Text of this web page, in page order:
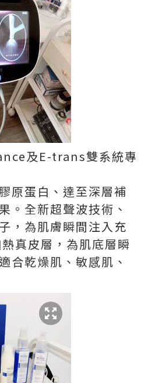
及E-trans雙系統專
原蛋白、達至深層補
。全新超聲波技術、
，為肌膚瞬間注入充
真皮層，為肌底層瞬
合乾燥肌、敏感肌、